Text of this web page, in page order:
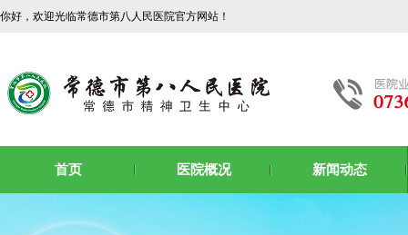
你好，欢迎光临常德市第八人民医院官方网站！
首页 医院概况 新闻动态